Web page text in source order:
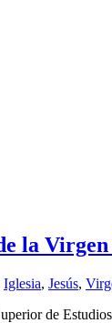
la Virgen
Iglesia, Jesús,
de